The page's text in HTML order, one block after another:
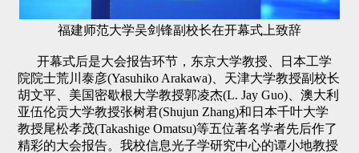
福建师范大学吴剑锋副校长在开幕式上致辞
开幕式后是大会报告环节，东京大学教授、日本工学
院院士荒川泰彦(Yasuhiko Arakawa)、天津大学教授副校长
胡文平、美国密歇根大学教授郭凌杰(L. Jay Guo)、澳大利
亚伍伦贡大学教授张树君(Shujun Zhang)和日本千叶大学
教授尾松孝茂(Takashige Omatsu)等五位著名学者先后作了
精彩的大会报告。我校信息光子学研究中心的谭小地教授